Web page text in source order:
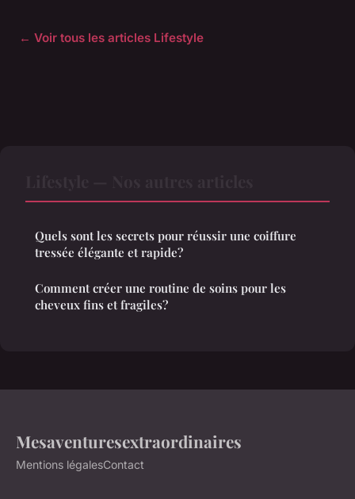
← Voir tous les articles Lifestyle
Quels sont les secrets pour réussir une coiffure
tressée élégante et rapide?
Comment créer une routine de soins pour les
cheveux fins et fragiles?
Mesaventuresextraordinaires
Mentions légalesContact